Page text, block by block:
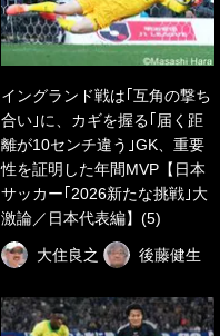
イングランド戦は｢互角の撃ち
合い｣に、カギを握る｢届く距
離が10センチ違う｣GK、重要
性を証明した年間MVP【日本
サッカー｢2026新たな挑戦｣大
激論／日本代表編】(5)
大住良之 後藤健生